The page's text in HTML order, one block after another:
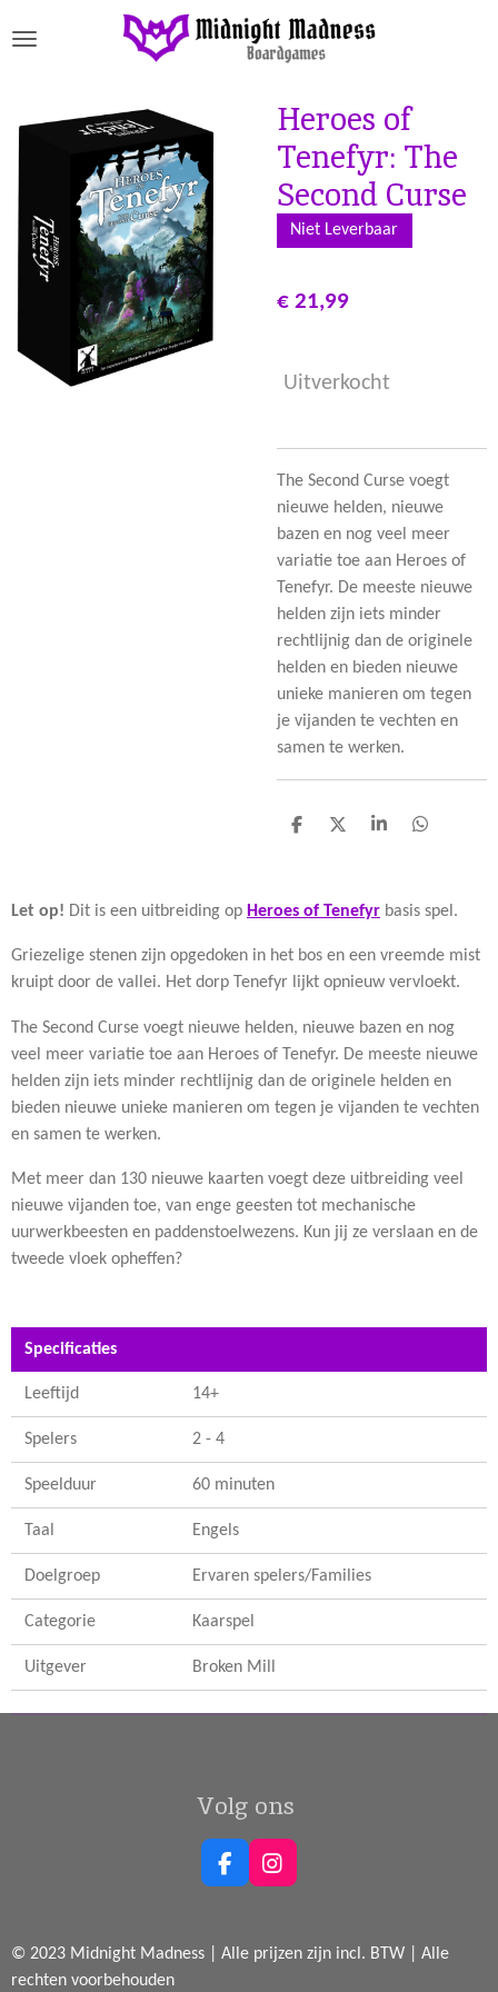
direct
hoofdinhoud
Heroes of
Tenefyr: The
Second Curse
Niet Leverbaar
€ 21,99
Uitverkocht
The Second Curse voegt
nieuwe helden, nieuwe
bazen en nog veel meer
variatie toe aan Heroes of
Tenefyr. De meeste nieuwe
helden zijn iets minder
rechtlijnig dan de originele
helden en bieden nieuwe
unieke manieren om tegen
je vijanden te vechten en
samen te werken.
D
n
D
S
e
D
n
Let op! Dit is een uitbreiding op Heroes of Tenefyr basis spel.
Griezelige stenen zijn opgedoken in het bos en een vreemde mist
kruipt door de vallei. Het dorp Tenefyr lijkt opnieuw vervloekt.
The Second Curse voegt nieuwe helden, nieuwe bazen en nog
veel meer variatie toe aan Heroes of Tenefyr. De meeste nieuwe
helden zijn iets minder rechtlijnig dan de originele helden en
bieden nieuwe unieke manieren om tegen je vijanden te vechten
en samen te werken.
Met meer dan 130 nieuwe kaarten voegt deze uitbreiding veel
nieuwe vijanden toe, van enge geesten tot mechanische
uurwerkbeesten en paddenstoelwezens. Kun jij ze verslaan en de
tweede vloek opheffen?
Specificaties
Leeftijd 14+
Spelers 2 - 4
Speelduur 60 minuten
Taal Engels
Doelgroep Ervaren spelers/Families
Categorie Kaarspel
Uitgever Broken Mill
Volg ons
F
a
b
I
n
a
© 2023 Midnight Madness | Alle prijzen zijn incl. BTW | Alle
rechten voorbehouden